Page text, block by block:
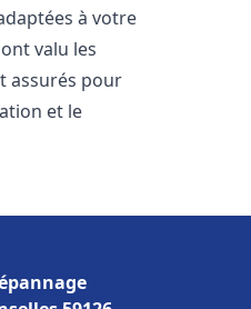
à votre
valu les
assurés pour
et le